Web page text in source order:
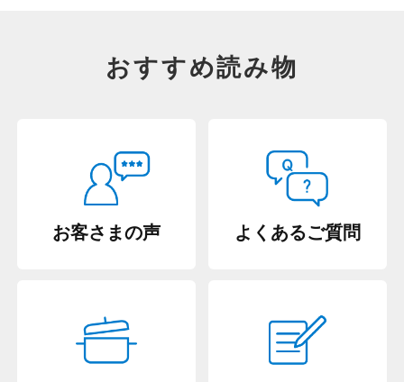
おすすめ読み物
お客さまの声 よくあるご質問